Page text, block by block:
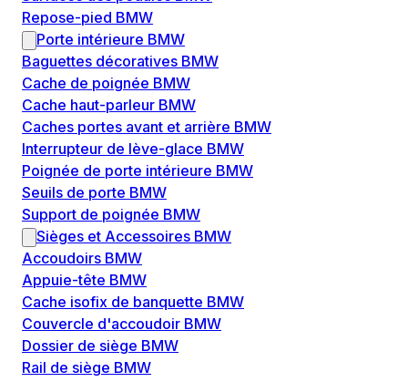
Repose-pied BMW
Porte intérieure BMW
Baguettes décoratives BMW
Cache de poignée BMW
Cache haut-parleur BMW
Caches portes avant et arrière BMW
Interrupteur de lève-glace BMW
Poignée de porte intérieure BMW
Seuils de porte BMW
Support de poignée BMW
Sièges et Accessoires BMW
Accoudoirs BMW
Appuie-tête BMW
Cache isofix de banquette BMW
Couvercle d'accoudoir BMW
Dossier de siège BMW
Rail de siège BMW